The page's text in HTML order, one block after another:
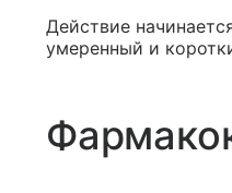
Действие
умеренный и